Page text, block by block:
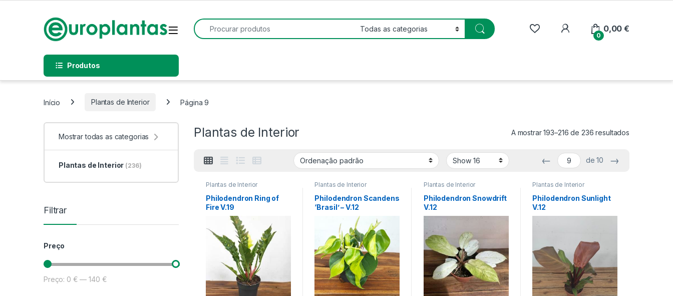
Open
Procurar:
My Account
0
0,00€
Produtos
Início Plantas de Interior Página 9
Plantas de Interior A mostrar 193–216 de 236 resultados
← de 10 →
Plantas de Interior
Philodendron Ring of
Fire V.19
Plantas de Interior
Philodendron Scandens
‘Brasil’ – V.12
Plantas de Interior
Philodendron Snowdrift
V.12
Plantas de Interior
Philodendron Sunlight
V.12
Mostrar todas as categorias
Plantas de Interior (236)
Filtrar
Preço
Preço mínimo
Preço máximo
Preço: 0 € —140 €